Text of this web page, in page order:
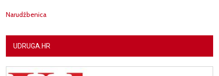
Narudžbenica
UDRUGA.HR